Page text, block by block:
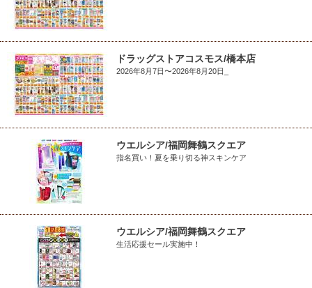
ドラッグストアコスモス/橋本店
2026年8月7日〜2026年8月20日_
ウエルシア/福岡舞鶴スクエア
指名買い！夏を乗り切る神スキンケア
ウエルシア/福岡舞鶴スクエア
生活応援セール実施中！